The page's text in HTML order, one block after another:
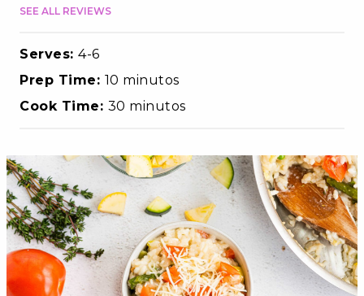
SEE ALL REVIEWS
Serves: 4-6
Prep Time: 10 minutos
Cook Time: 30 minutos